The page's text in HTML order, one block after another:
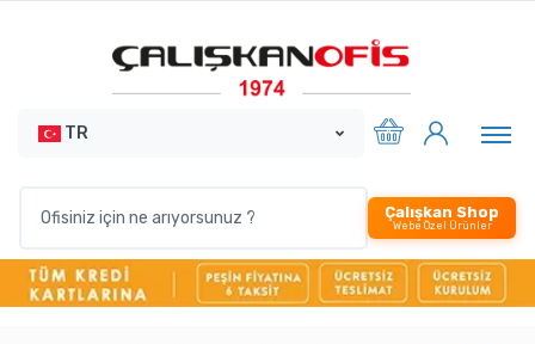
TR
Çalışkan Shop
Webe Özel Ürünler